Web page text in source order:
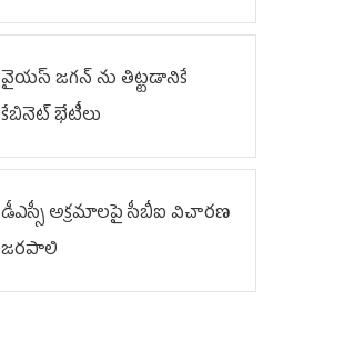
వైయ‌స్ జగన్‌ ను తిట్టడానికే
కేబినెట్‌ భేటీలు
డీఎస్సీ అక్రమాలపై సీబీఐ విచారణ
జరపాలి